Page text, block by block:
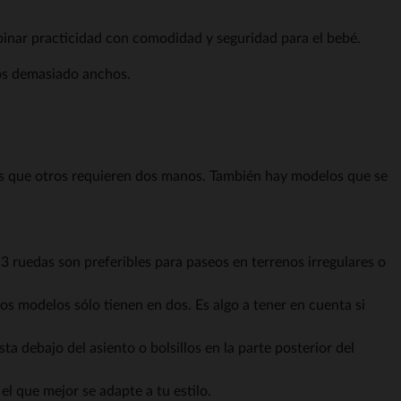
de privacidad, garantizando el cumplimiento de las
practicidad con comodidad y seguridad para el bebé.
demasiado anchos.
otros requieren dos manos. También hay modelos que se
ruedas son preferibles para paseos en terrenos irregulares o
modelos sólo tienen en dos. Es algo a tener en cuenta si
debajo del asiento o bolsillos en la parte posterior del
que mejor se adapte a tu estilo.